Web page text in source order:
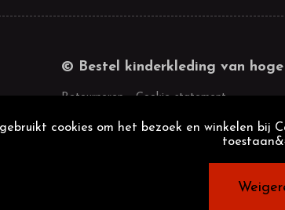
© Bestel kinderkleding van
Retourneren Cookie statement
cookies om het bezoek en winkelen bij